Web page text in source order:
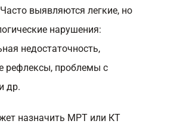
выявляются легкие, но
нарушения:
недостаточность,
рефлексы, проблемы с
др.
назначить МРТ или КТ